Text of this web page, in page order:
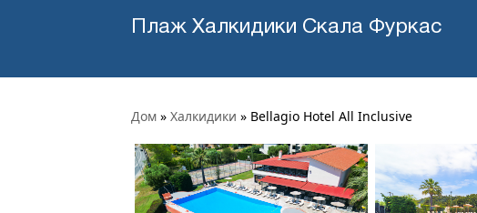
Плаж Халкидики Скала Фуркас
Дом » Халкидики » Bellagio Hotel All Inclusive